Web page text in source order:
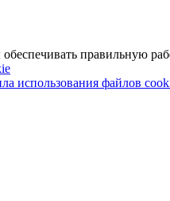
правильную
использования файлов